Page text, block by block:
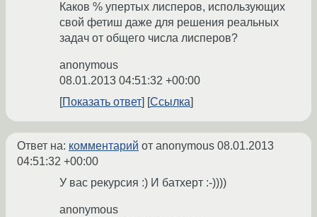
Каков % упертых лисперов, использующих
свой фетиш даже для решения реальных
задач от общего числа лисперов?
anonymous
08.01.2013 04:51:32 +00:00
Показать ответ
Ссылка
Ответ на: комментарий от anonymous 08.01.2013
04:51:32 +00:00
У вас рекурсия :) И батхерт :-))))
anonymous